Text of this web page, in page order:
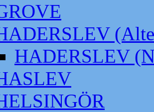
HADERSLEV